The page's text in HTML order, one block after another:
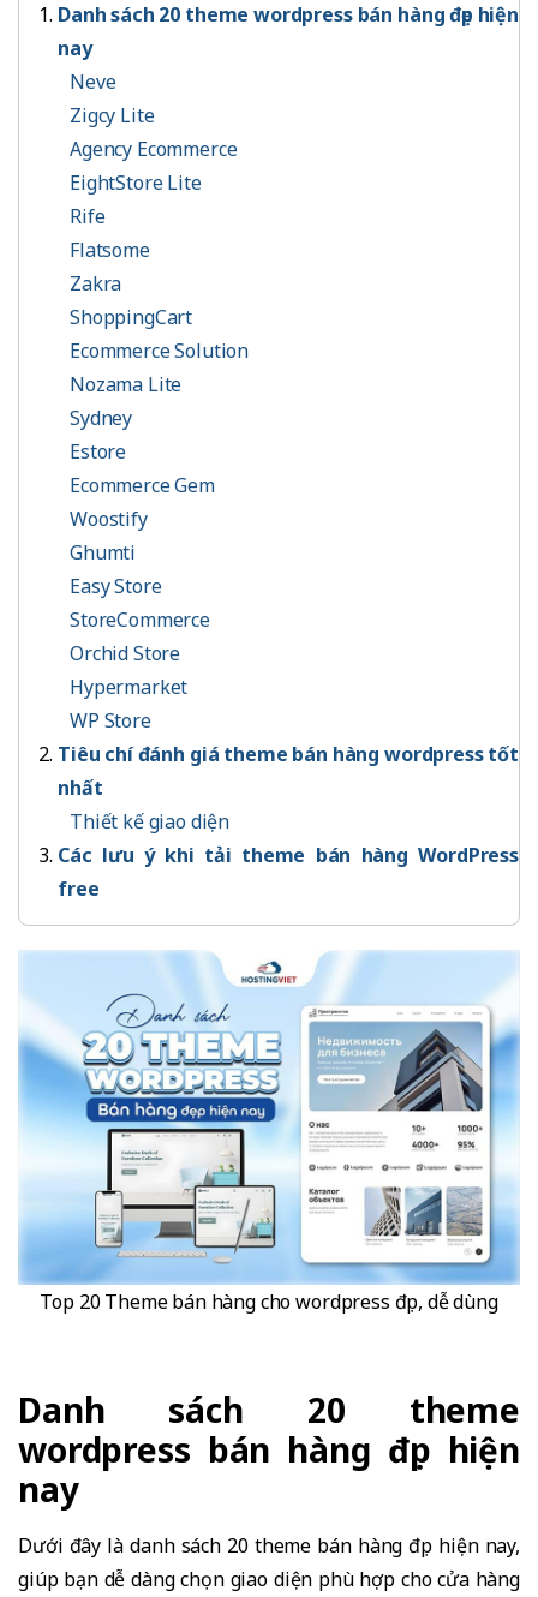
Danh sách 20 theme wordpress bán hàng đẹp hiện
nay
Neve
Zigcy Lite
Agency Ecommerce
EightStore Lite
Rife
Flatsome
Zakra
ShoppingCart
Ecommerce Solution
Nozama Lite
Sydney
Estore
Ecommerce Gem
Woostify
Ghumti
Easy Store
StoreCommerce
Orchid Store
Hypermarket
WP Store
Tiêu chí đánh giá theme bán hàng wordpress tốt
nhất
Thiết kế giao diện
Các lưu ý khi tải theme bán hàng WordPress
free
Top 20 Theme bán hàng cho wordpress đẹp, dễ dùng
Danh sách 20 theme
wordpress bán hàng đẹp hiện
nay
Dưới đây là danh sách 20 theme bán hàng đẹp hiện nay,
giúp bạn dễ dàng chọn giao diện phù hợp cho cửa hàng